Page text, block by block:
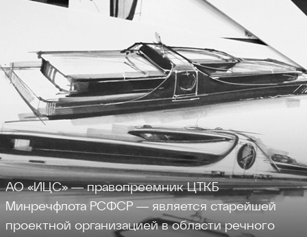
АО «ИЦС» — правопреемник ЦТКБ
Минречфлота РСФСР — является старейшей
проектной организацией в области речного